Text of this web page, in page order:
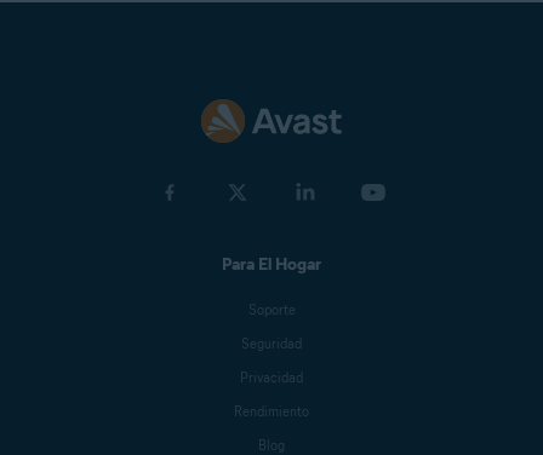
Para El Hogar
Soporte
Seguridad
Privacidad
Rendimiento
Blog